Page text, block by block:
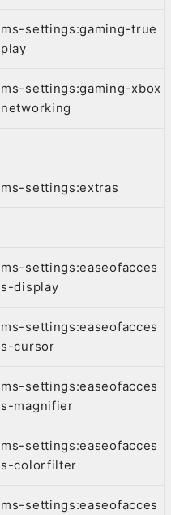
ms-settings:gaming-true
play
ms-settings:gaming-xbox
networking
ms-settings:extras
ms-settings:easeofacces
s-display
ms-settings:easeofacces
s-cursor
ms-settings:easeofacces
s-magnifier
ms-settings:easeofacces
s-colorfilter
ms-settings:easeofacces